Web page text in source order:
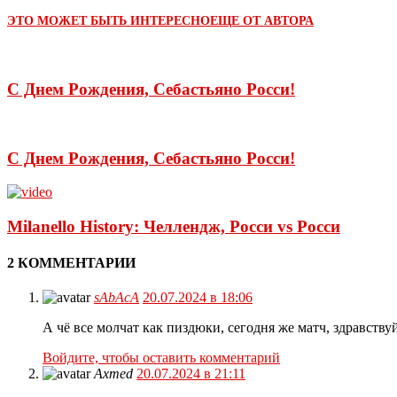
ЭТО МОЖЕТ БЫТЬ ИНТЕРЕСНОЕЩЕ ОТ АВТОРА
С Днем Рождения, Себастьяно Росси!
С Днем Рождения, Себастьяно Росси!
Milanello History: Челлендж, Росси vs Росси
2 КОММЕНТАРИИ
sAbAcA 20.07.2024 в 18:06
А чё все молчат как пиздюки, сегодня же матч,
Войдите, чтобы оставить комментарий
Axmed 20.07.2024 в 21:11